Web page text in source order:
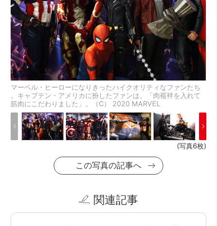
マーベル・ヒーローになりきったハイクオリティなファンたち
。キャプテン・アメリカに扮したファンは、「肉襦袢を入れて
筋肉にこだわりました」。（C） 2020 MARVEL
(写真6枚)
この写真の記事へ
関連記事